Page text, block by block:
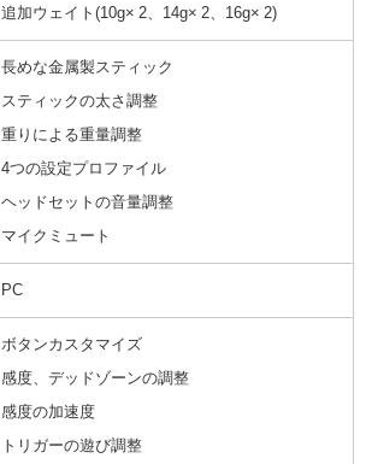
追加ウェイト(10g× 2、14g× 2、16g× 2)
長めな金属製スティック
スティックの太さ調整
重りによる重量調整
4つの設定プロファイル
ヘッドセットの音量調整
マイクミュート
PC
ボタンカスタマイズ
感度、デッドゾーンの調整
感度の加速度
トリガーの遊び調整